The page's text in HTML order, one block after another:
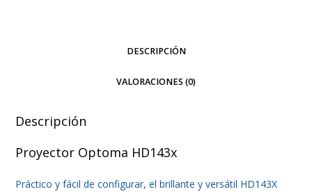
DESCRIPCIÓN
VALORACIONES (0)
Descripción
Proyector Optoma HD143x
Práctico y fácil de configurar, el brillante y versátil HD143X